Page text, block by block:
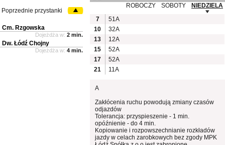
ROBOCZY
SOBOTY
NIEDZIELA
7
51A
10
32A
13
12A
15
52A
17
52A
21
11A
A
Zakłócenia ruchu powodują zmiany czasów
odjazdów
Tolerancja: przyspieszenie - 1 min.
opóźnienie - do 4 min.
Kopiowanie i rozpowszechnianie rozkładów
jazdy w celach zarobkowych bez zgody MPK
Poprzednie przystanki
Cm. Rzgowska
Dojeżdża w: 2 min.
Dw. Łódź Chojny
Dojeżdża w: 4 min.